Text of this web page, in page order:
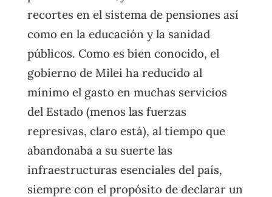
recortes en el sistema de pensiones así
como en la educación y la sanidad
públicos. Como es bien conocido, el
gobierno de Milei ha reducido al
mínimo el gasto en muchas servicios
del Estado (menos las fuerzas
represivas, claro está), al tiempo que
abandonaba a su suerte las
infraestructuras esenciales del país,
siempre con el propósito de declarar un